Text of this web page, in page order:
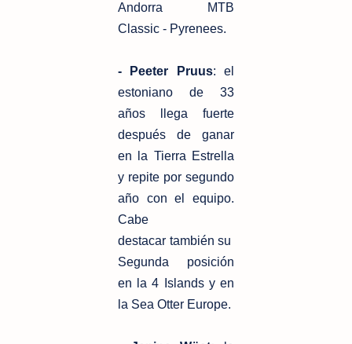
Andorra
MTB
Classic - Pyrenees.
- Peeter Pruus: el
estoniano de 33
años llega fuerte
después de ganar
en la Tierra Estrella
y repite por segundo
año con el equipo.
Cabe
destacar también su
Segunda posición
en la 4 Islands y en
la Sea Otter Europe.